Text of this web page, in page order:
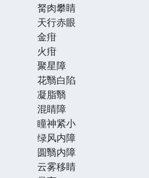
胬肉攀睛
天行赤眼
金疳
火疳
聚星障
花翳白陷
凝脂翳
混睛障
瞳神紧小
绿风内障
圆翳内障
云雾移睛